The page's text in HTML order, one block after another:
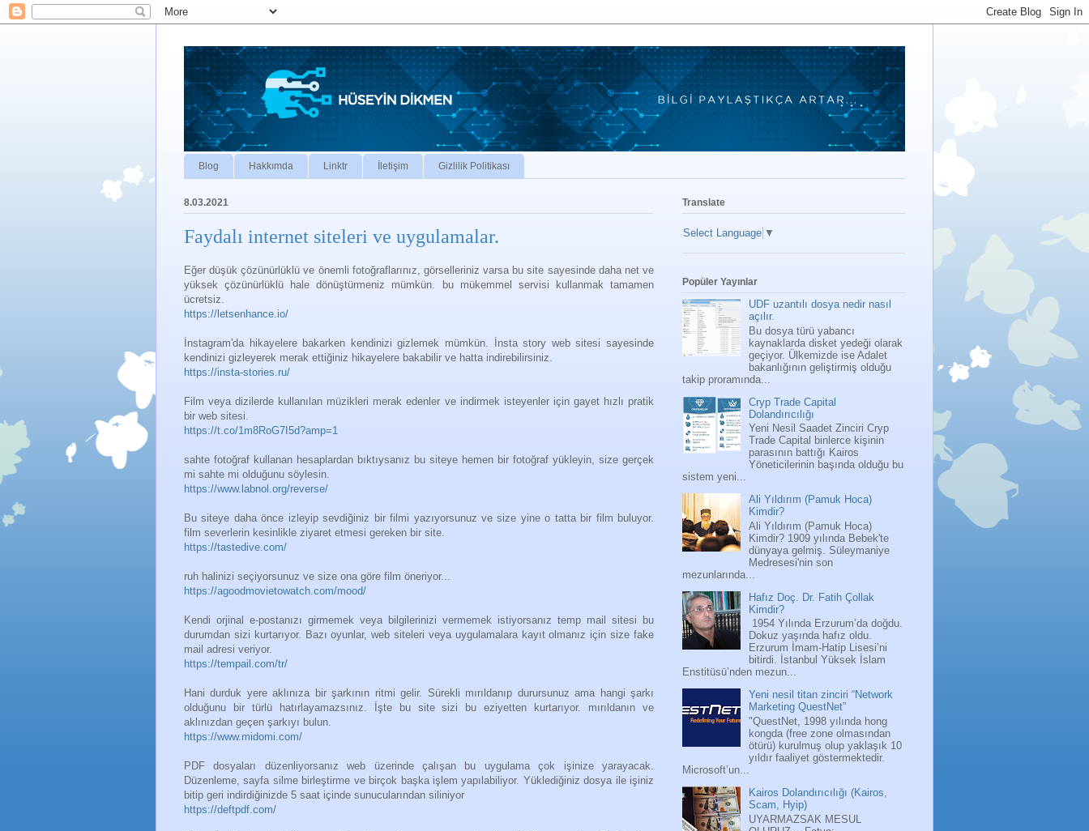
Blog Hakkımda Linktr İletişim Gizlilik Politikası
8.03.2021
Faydalı internet siteleri ve uygulamalar.
Eğer düşük çözünürlüklü ve önemli fotoğraflarınız, görselleriniz varsa bu site sayesinde daha net ve
yüksek çözünürlüklü hale dönüştürmeniz mümkün. bu mükemmel servisi kullanmak tamamen
ücretsiz.
https://letsenhance.io/
İnstagram'da hikayelere bakarken kendinizi gizlemek mümkün. İnsta story web sitesi sayesinde
kendinizi gizleyerek merak ettiğiniz hikayelere bakabilir ve hatta indirebilirsiniz.
https://insta-stories.ru/
Film veya dizilerde kullanılan müzikleri merak edenler ve indirmek isteyenler için gayet hızlı pratik
bir web sitesi.
https://t.co/1m8RoG7I5d?amp=1
sahte fotoğraf kullanan hesaplardan bıktıysanız bu siteye hemen bir fotoğraf yükleyin, size gerçek
mi sahte mi olduğunu söylesin.
https://www.labnol.org/reverse/
Bu siteye daha önce izleyip sevdiğiniz bir filmi yazıyorsunuz ve size yine o tatta bir film buluyor.
film severlerin kesinlikle ziyaret etmesi gereken bir site.
https://tastedive.com/
ruh halinizi seçiyorsunuz ve size ona göre film öneriyor...
https://agoodmovietowatch.com/mood/
Kendi orjinal e-postanızı girmemek veya bilgilerinizi vermemek istiyorsanız temp mail sitesi bu
durumdan sizi kurtarıyor. Bazı oyunlar, web siteleri veya uygulamalara kayıt olmanız için size fake
mail adresi veriyor.
https://tempail.com/tr/
Hani durduk yere aklınıza bir şarkının ritmi gelir. Sürekli mırıldanıp durursunuz ama hangi şarkı
olduğunu bir türlü hatırlayamazsınız. İşte bu site sizi bu eziyetten kurtarıyor. mırıldanın ve
aklınızdan geçen şarkıyı bulun.
https://www.midomi.com/
PDF dosyaları düzenliyorsanız web üzerinde çalışan bu uygulama çok işinize yarayacak.
Düzenleme, sayfa silme birleştirme ve birçok başka işlem yapılabiliyor. Yüklediğiniz dosya ile işiniz
bitip geri indirdiğinizde 5 saat içinde sunucularından siliniyor
https://deftpdf.com/
Translate
Select Language ▼
Popüler Yayınlar
UDF uzantılı dosya nedir nasıl
açılır.
Bu dosya türü yabancı
kaynaklarda disket yedeği olarak
geçiyor. Ülkemizde ise Adalet
bakanlığının geliştirmiş olduğu
takip proramında...
Cryp Trade Capital
Dolandırıcılığı
Yeni Nesil Saadet Zinciri Cryp
Trade Capital binlerce kişinin
parasının battığı Kairos
Yöneticilerinin başında olduğu bu
sistem yeni...
Ali Yıldırım (Pamuk Hoca)
Kimdir?
Ali Yıldırım (Pamuk Hoca)
Kimdir? 1909 yılında Bebek'te
dünyaya gelmiş. Süleymaniye
Medresesi'nin son
mezunlarında...
Hafız Doç. Dr. Fatih Çollak
Kimdir?
1954 Yılında Erzurum’da doğdu.
Dokuz yaşında hafız oldu.
Erzurum İmam-Hatip Lisesi’ni
bitirdi. İstanbul Yüksek İslam
Enstitüsü’nden mezun...
Yeni nesil titan zinciri “Network
Marketing QuestNet”
"QuestNet, 1998 yılında hong
kongda (free zone olmasından
ötürü) kurulmuş olup yaklaşık 10
yıldır faaliyet göstermektedir.
Microsoft’un...
Kairos Dolandırıcılığı (Kairos,
Scam, Hyip)
UYARMAZSAK MESUL